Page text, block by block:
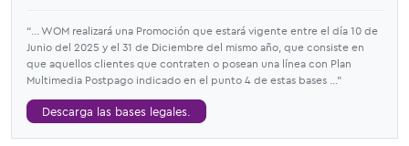
“... WOM realizará una Promoción que estará vigente entre el día 10 de
Junio del 2025 y el 31 de Diciembre del mismo año, que consiste en
que aquellos clientes que contraten o posean una línea con Plan
Multimedia Postpago indicado en el punto 4 de estas bases ...”
Descarga las bases legales.